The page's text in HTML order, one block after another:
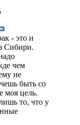
- это и
Сибири.
чем
не
быть со
моя цель.
то, что у